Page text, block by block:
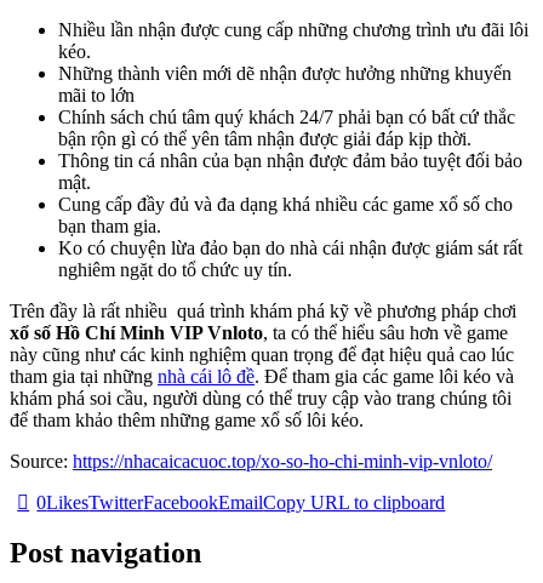
Nhiều lần nhận được cung cấp những chương trình ưu đãi lôi
kéo.
Những thành viên mới dẽ nhận được hưởng những khuyến
mãi to lớn
Chính sách chú tâm quý khách 24/7 phải bạn có bất cứ thắc
bận rộn gì có thể yên tâm nhận được giải đáp kịp thời.
Thông tin cá nhân của bạn nhận được đảm bảo tuyệt đối bảo
mật.
Cung cấp đầy đủ và đa dạng khá nhiều các game xổ số cho
bạn tham gia.
Ko có chuyện lừa đảo bạn do nhà cái nhận được giám sát rất
nghiêm ngặt do tổ chức uy tín.
Trên đầy là rất nhiều quá trình khám phá kỹ về phương pháp chơi
xổ số Hồ Chí Minh VIP Vnloto, ta có thể hiểu sâu hơn về game
này cũng như các kinh nghiệm quan trọng để đạt hiệu quả cao lúc
tham gia tại những nhà cái lô đề. Để tham gia các game lôi kéo và
khám phá soi cầu, người dùng có thể truy cập vào trang chúng tôi
để tham khảo thêm những game xổ số lôi kéo.
Source: https://nhacaicacuoc.top/xo-so-ho-chi-minh-vip-vnloto/
0LikesTwitterFacebookEmailCopy URL to clipboard
Post navigation